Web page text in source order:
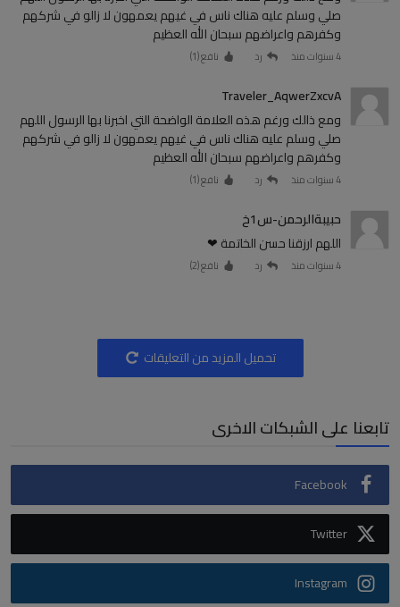
صلي وسلم عليه هناك ناس في غيهم يعمهون لا زالو في شركهم
وكفرهم واعراضهم سبحان الله العظيم
4 سنوات منذ رد نافع (1
)
Traveler_AqwerZxcvA
ومع ذالك ورغم هذه العلامة الواضحة التي اخبرنا بها الرسول اللهم
صلي وسلم عليه هناك ناس في غيهم يعمهون لا زالو في شركهم
وكفرهم واعراضهم سبحان الله العظيم
4 سنوات منذ رد نافع (1
)
حبيبةالرحمن-س1خ
اللهم ارزقنا حسن الخاتمة ❤
4 سنوات منذ رد نافع (2
)
تحميل المزيد من التعليقات
تابعنا على الشبكات الاخرى
Facebook
Twitter
Instagram